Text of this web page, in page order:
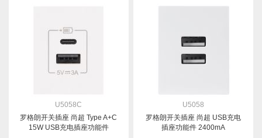
U5058C
罗格朗开关插座 尚超 Type A+C
15W USB充电插座功能件
U5058
罗格朗开关插座 尚超 USB充电
插座功能件 2400mA